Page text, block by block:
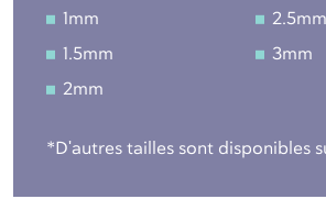
1mm
1.5mm
2mm
2.5mm
3mm
*D'autres tailles sont disponibles